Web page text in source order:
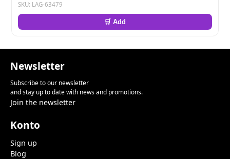
SKU: LAG-63479
🛒 Add
Newsletter
Subscribe to our newsletter
and stay up to date with news and promotions.
Join the newsletter
Konto
Sign up
Blog